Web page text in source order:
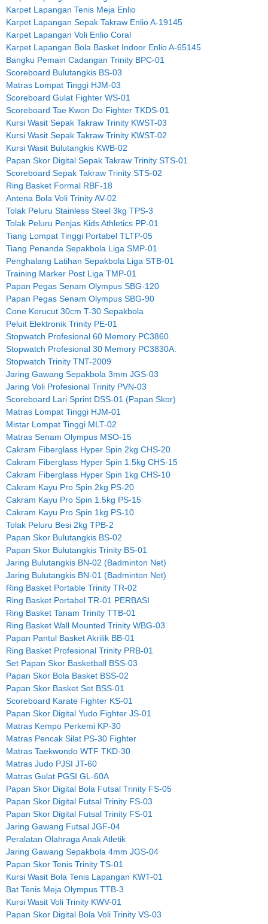
Karpet Lapangan Tenis Meja Enlio
Karpet Lapangan Sepak Takraw Enlio A-19145
Karpet Lapangan Voli Enlio Coral
Karpet Lapangan Bola Basket Indoor Enlio A-65145
Bangku Pemain Cadangan Trinity BPC-01
Scoreboard Bulutangkis BS-03
Matras Lompat Tinggi HJM-03
Scoreboard Gulat Fighter WS-01
Scoreboard Tae Kwon Do Fighter TKDS-01
Kursi Wasit Sepak Takraw Trinity KWST-03
Kursi Wasit Sepak Takraw Trinity KWST-02
Kursi Wasit Bulutangkis KWB-02
Papan Skor Digital Sepak Takraw Trinity STS-01
Scoreboard Sepak Takraw Trinity STS-02
Ring Basket Formal RBF-18
Antena Bola Voli Trinity AV-02
Tolak Peluru Stainless Steel 3kg TPS-3
Tolak Peluru Penjas Kids Athletics PP-01
Tiang Lompat Tinggi Portabel TLTP-05
Tiang Penanda Sepakbola Liga SMP-01
Penghalang Latihan Sepakbola Liga STB-01
Training Marker Post Liga TMP-01
Papan Pegas Senam Olympus SBG-120
Papan Pegas Senam Olympus SBG-90
Cone Kerucut 30cm T-30 Sepakbola
Peluit Elektronik Trinity PE-01
Stopwatch Profesional 60 Memory PC3860.
Stopwatch Profesional 30 Memory PC3830A.
Stopwatch Trinity TNT-2009
Jaring Gawang Sepakbola 3mm JGS-03
Jaring Voli Profesional Trinity PVN-03
Scoreboard Lari Sprint DSS-01 (Papan Skor)
Matras Lompat Tinggi HJM-01
Mistar Lompat Tinggi MLT-02
Matras Senam Olympus MSO-15
Cakram Fiberglass Hyper Spin 2kg CHS-20
Cakram Fiberglass Hyper Spin 1.5kg CHS-15
Cakram Fiberglass Hyper Spin 1kg CHS-10
Cakram Kayu Pro Spin 2kg PS-20
Cakram Kayu Pro Spin 1.5kg PS-15
Cakram Kayu Pro Spin 1kg PS-10
Tolak Peluru Besi 2kg TPB-2
Papan Skor Bulutangkis BS-02
Papan Skor Bulutangkis Trinity BS-01
Jaring Bulutangkis BN-02 (Badminton Net)
Jaring Bulutangkis BN-01 (Badminton Net)
Ring Basket Portable Trinity TR-02
Ring Basket Portabel TR-01 PERBASI
Ring Basket Tanam Trinity TTB-01
Ring Basket Wall Mounted Trinity WBG-03
Papan Pantul Basket Akrilik BB-01
Ring Basket Profesional Trinity PRB-01
Set Papan Skor Basketball BSS-03
Papan Skor Bola Basket BSS-02
Papan Skor Basket Set BSS-01
Scoreboard Karate Fighter KS-01
Papan Skor Digital Yudo Fighter JS-01
Matras Kempo Perkemi KP-30
Matras Pencak Silat PS-30 Fighter
Matras Taekwondo WTF TKD-30
Matras Judo PJSI JT-60
Matras Gulat PGSI GL-60A
Papan Skor Digital Bola Futsal Trinity FS-05
Papan Skor Digital Futsal Trinity FS-03
Papan Skor Digital Futsal Trinity FS-01
Jaring Gawang Futsal JGF-04
Peralatan Olahraga Anak Atletik
Jaring Gawang Sepakbola 4mm JGS-04
Papan Skor Tenis Trinity TS-01
Kursi Wasit Bola Tenis Lapangan KWT-01
Bat Tenis Meja Olympus TTB-3
Kursi Wasit Voli Trinity KWV-01
Papan Skor Digital Bola Voli Trinity VS-03